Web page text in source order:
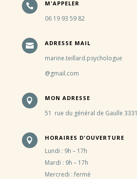
 M'APPELER
06 19 93 59 82
 ADRESSE MAIL
marine.teillard.psychologue
@gmail.com
 MON ADRESSE
51 rue du général de Gaulle
 HORAIRES D'OUVERTURE
Lundi : 9h – 17h
Mardi : 9h – 17h
Mercredi : fermé